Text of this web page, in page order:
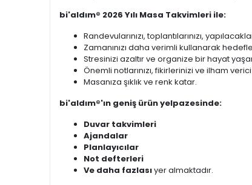
bi'aldım® 2026 Yılı Masa Takvimleri ile:
Randevularınızı, toplantılarınızı,
Zamanınızı daha verimli kullanarak
Stresinizi azaltır ve organize bir hayat
Önemli notlarınızı, fikirlerinizi ve ilham
Masanıza şıklık ve renk katar.
bi'aldım®'ın geniş ürün yelpazesinde:
Duvar takvimleri
Ajandalar
Planlayıcılar
Not defterleri
Ve daha fazlasıyer almaktadır.